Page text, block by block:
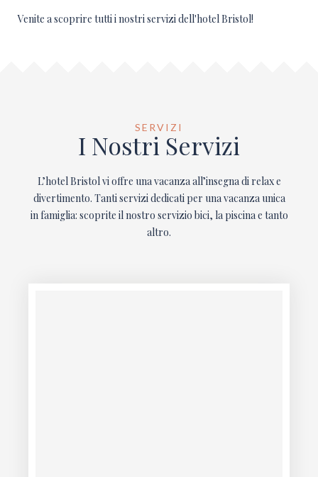
Venite a scoprire tutti i nostri servizi dell'hotel Bristol!
SERVIZI
I Nostri Servizi
L’hotel Bristol vi offre una vacanza all’insegna di relax e
divertimento. Tanti servizi dedicati per una vacanza unica
in famiglia: scoprite il nostro servizio bici, la piscina e tanto
altro.